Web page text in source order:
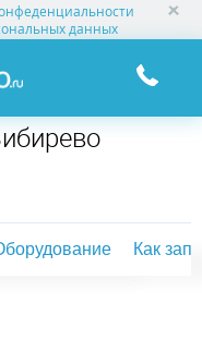
данных
Как